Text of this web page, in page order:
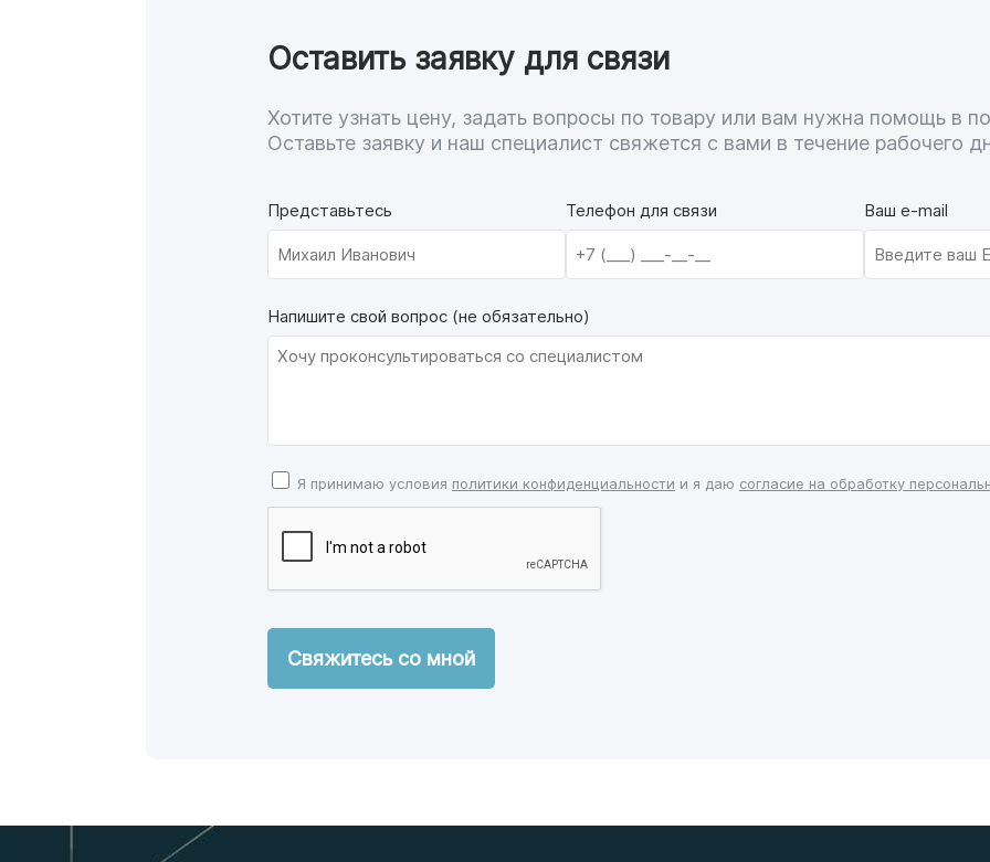
Оставить заявку для связи
Хотите узнать цену, задать вопросы по товару или вам нужна помощь в
Оставьте заявку и наш специалист свяжется с вами в течение рабочего
Представьтесь Телефон для связи Ваш e-mail
Напишите свой вопрос (не обязательно)
Я принимаю условия политики конфиденциальности и я даю согласие на обработку